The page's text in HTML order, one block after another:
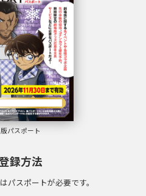
録方法
パスポートが必要です。
パスポート